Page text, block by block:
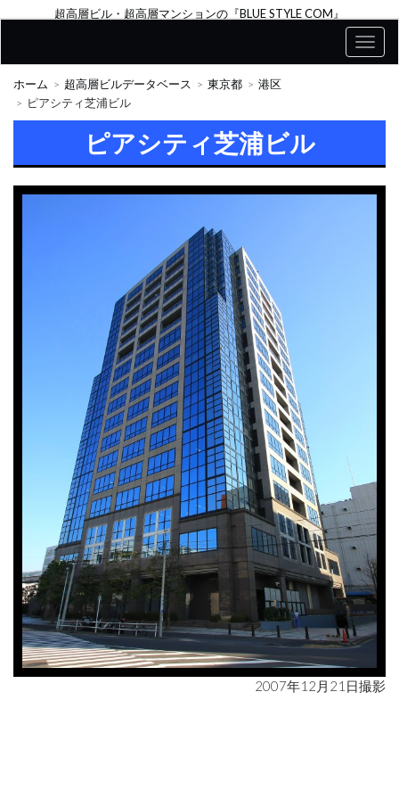
超高層ビル・超高層マンションの『BLUE STYLE COM』
ホーム 超高層ビルデータベース 東京都
港区
ピアシティ芝浦ビル
ピアシティ芝浦ビル
2007年12月21日撮影